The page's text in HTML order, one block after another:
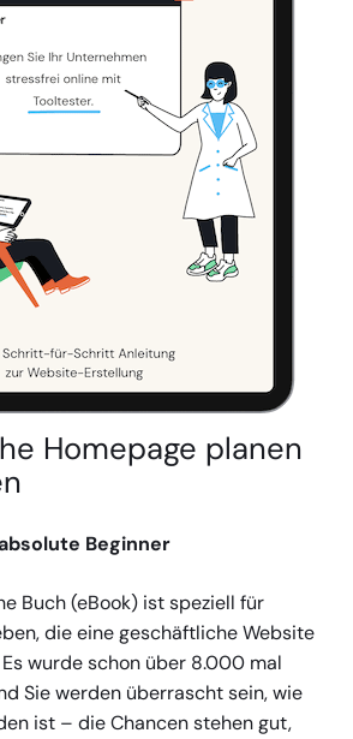
Homepage planen
Beginner
Buch (eBook) ist speziell für
die eine geschäftliche Website
wurde schon über 8.000 mal
Sie werden überrascht sein, wie
ist – die Chancen stehen gut,